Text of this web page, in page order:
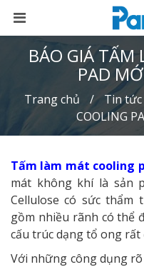
BÁO GIÁ TẤM
PAD
Trang chủ Tin tức
COOLING
Tấm làm mát cooling
mát không khí là sản
Cellulose có sức
gồm nhiều rãnh có thể
cấu trúc dạng tổ ong rất
Với những công dụng